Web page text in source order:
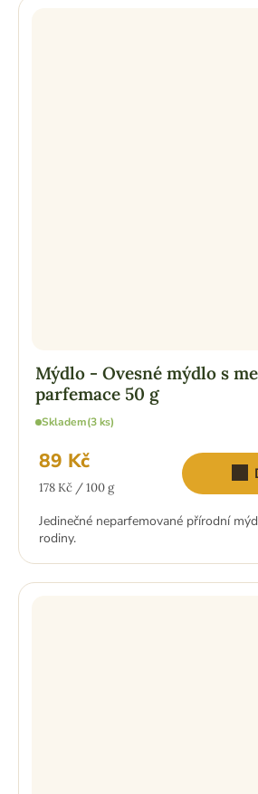
Mýdlo - Ovesné mýdlo s
parfemace 50 g
Skladem(3 ks)
89 Kč
Měrná
178 Kč / 100 g
Jedinečné neparfemované přírodní
rodiny.